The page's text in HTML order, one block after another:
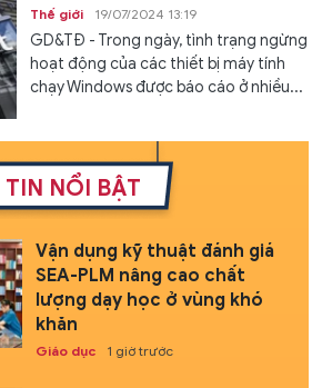
Thế giới 19/07/2024 13:19
GD&TĐ - Trong ngày, tình trạng ngừng
hoạt động của các thiết bị máy tính
chạy Windows được báo cáo ở nhiều...
TIN NỔI BẬT
Vận dụng kỹ thuật đánh giá
SEA-PLM nâng cao chất
lượng dạy học ở vùng khó
khăn
Giáo dục 1 giờ trước